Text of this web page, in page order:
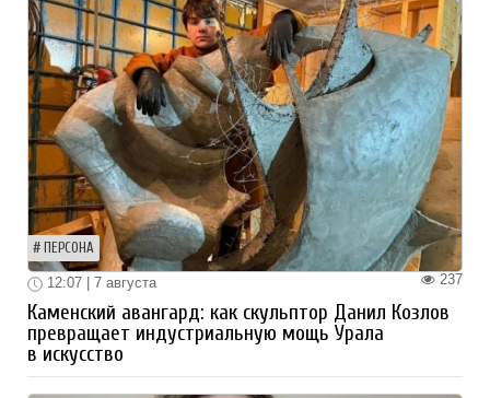
ПЕРСОНА
237
12:07 | 7 августа
Каменский авангард: как скульптор Данил Козлов
превращает индустриальную мощь Урала
в искусство